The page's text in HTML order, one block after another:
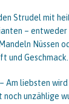
Strudel mit
–
Nüssen
und Geschmack.
– Am liebsten
unzählige